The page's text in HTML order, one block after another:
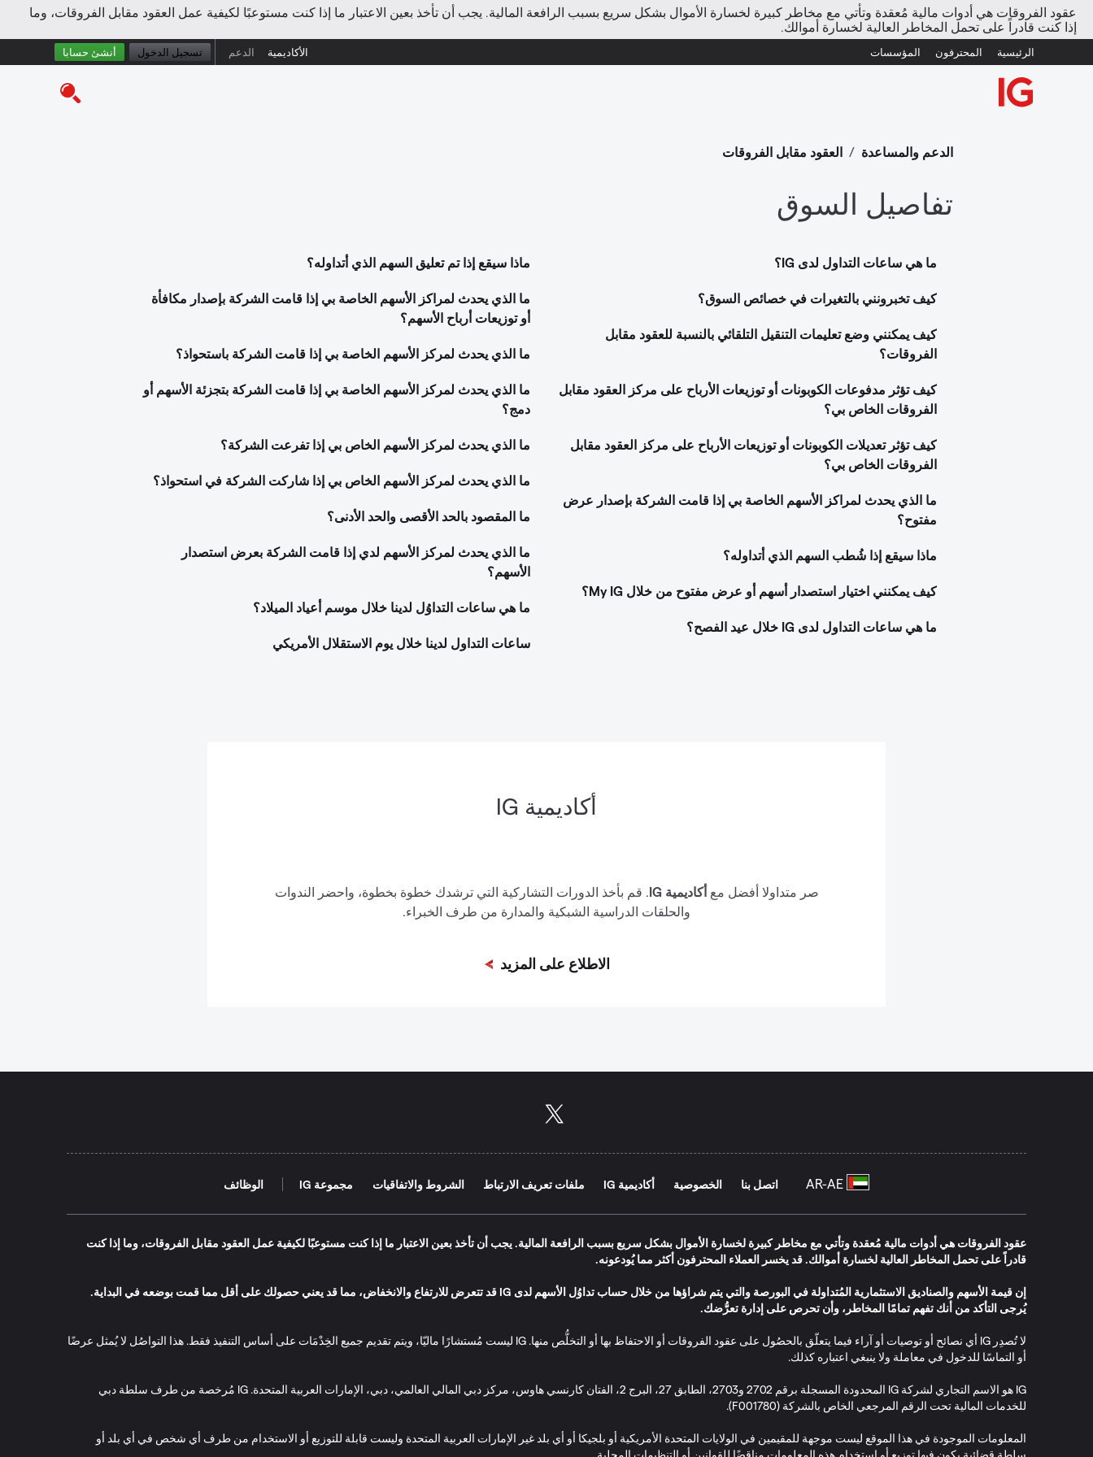
عقود الفروقات هي أدوات مالية مُعقدة وتأتي مع مخاطر كبيرة لخسارة الأموال بشكل سريع بسبب الرافعة المالية. يجب أن تأخذ بعين الاعتبار ما إذا كنت مستوعبًا لكيفية عمل العقود مقابل الفروقات، وما
إذا كنت قادراً على تحمل المخاطر العالية لخسارة أموالك.
الرئيسية المحترفون المؤسسات الأكاديمية الدعم تسجيل الدخول أنشئ حسابا
الدعم والمساعدة / العقود مقابل الفروقات
تفاصيل السوق
ما هي ساعات التداول لدى IG؟
كيف تخبرونني بالتغيرات في خصائص السوق؟
كيف يمكنني وضع تعليمات التنقيل التلقائي بالنسبة للعقود مقابل
الفروقات؟
كيف تؤثر مدفوعات الكوبونات أو توزيعات الأرباح على مركز العقود مقابل
الفروقات الخاص بي؟
كيف تؤثر تعديلات الكوبونات أو توزيعات الأرباح على مركز العقود مقابل
الفروقات الخاص بي؟
ما الذي يحدث لمراكز الأسهم الخاصة بي إذا قامت الشركة بإصدار عرض
مفتوح؟
ماذا سيقع إذا شُطب السهم الذي أتداوله؟
كيف يمكنني اختيار استصدار أسهم أو عرض مفتوح من خلال My IG؟
ما هي ساعات التداول لدى IG خلال عيد الفصح؟
ماذا سيقع إذا تم تعليق السهم الذي أتداوله؟
ما الذي يحدث لمراكز الأسهم الخاصة بي إذا قامت الشركة بإصدار مكافأة
أو توزيعات أرباح الأسهم؟
ما الذي يحدث لمركز الأسهم الخاصة بي إذا قامت الشركة باستحواذ؟
ما الذي يحدث لمركز الأسهم الخاصة بي إذا قامت الشركة بتجزئة الأسهم أو
دمج؟
ما الذي يحدث لمركز الأسهم الخاص بي إذا تفرعت الشركة؟
ما الذي يحدث لمركز الأسهم الخاص بي إذا شاركت الشركة في استحواذ؟
ما المقصود بالحد الأقصى والحد الأدنى؟
ما الذي يحدث لمركز الأسهم لدي إذا قامت الشركة بعرض استصدار
الأسهم؟
ما هي ساعات التداوُل لدينا خلال موسم أعياد الميلاد؟
ساعات التداول لدينا خلال يوم الاستقلال الأمريكي
أكاديمية
صر متداولا أفضل معأكاديمية IG
. قم بأخذ الدورات التشاركية التي ترشدك خطوة بخطوة، واحضر الندوات
والحلقات الدراسية الشبكية والمدارة من طرف الخبراء.
الاطلاع على المزيد
اتصل بنا الخصوصية أكاديمية IG ملفات تعريف الارتباط الشروط والاتفاقيات مجموعة IG الوظائف
عقود الفروقات هي أدوات مالية مُعقدة وتأتي مع مخاطر كبيرة لخسارة الأموال بشكل سريع بسبب الرافعة المالية. يجب أن تأخذ بعين الاعتبار ما إذا كنت مستوعبًا لكيفية عمل العقود مقابل الفروقات، وما إذا كنت
قادراً على تحمل المخاطر العالية لخسارة أموالك. قد يخسر العملاء المحترفون أكثر مما يُودعونه.
إن قيمة الأسهم والصناديق الاستثمارية المُتداولة في البورصة والتي يتم شراؤها من خلال حساب تداوُل الأسهم لدى IG قد تتعرض للارتفاع والانخفاض، مما قد يعني حصولك على أقل مما قمت بوضعه في البداية.
يُرجى التأكد من أنك تفهم تمامًا المخاطر، وأن تحرص على إدارة تعرُّضك.
لا تُصدِر IG أي نصائح أو توصيات أو آراء فيما يتعلّق بالحصُول على عقود الفروقات أو الاحتفاظ بها أو التخلُّص منها. IG ليست مُستشارًا ماليّا، ويتم تقديم جميع الخِدْمَات على أساس التنفيذ فقط. هذا التواصُل لا يُمثل عرضًا
أو التماسًا للدخول في معاملة ولا ينبغي اعتباره كذلك.
IG هو الاسم التجاري لشركة IG المحدودة المسجلة برقم 2702 و2703، الطابق 27، البرج 2، الفتان كارنسي هاوس، مركز دبي المالي العالمي، دبي، الإمارات العربية المتحدة. IG مُرخصة من طرف سلطة دبي
للخدمات المالية تحت الرقم المرجعي الخاص بالشركة (F001780).
المعلومات الموجودة في هذا الموقع ليست موجهة للمقيمين في الولايات المتحدة الأمريكية أو بلجيكا أو أي بلد غير الإمارات العربية المتحدة وليست قابلة للتوزيع أو الاستخدام من طرف أي شخص في أي بلد أو
سلطة قضائية يكون فيها توزيع أو استخدام هذه المعلومات مناقضًا للقوانين أو التنظيمات المحلية.